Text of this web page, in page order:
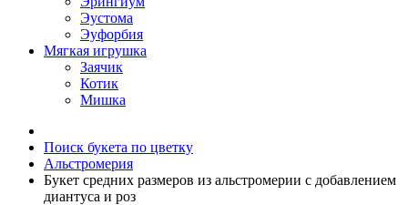
Эустома
Эуфорбия
Мягкая игрушка
Заячик
Котик
Мишка
Поиск букета по цветку
Альстромерия
Букет средних размеров из альстромерии c добавлением
диантуса и роз